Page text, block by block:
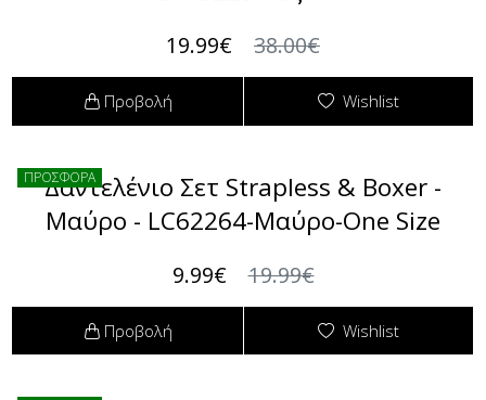
19.99€ 38.00€
Προβολή Wishlist
ΠΡΟΣΦΟΡΑ
Δαντελένιο Σετ Strapless & Boxer -
Μαύρο - LC62264-Μαύρο-One Size
9.99€ 19.99€
Προβολή Wishlist
Πουλόβερ
Τοπάκια (Μπλούζες Top)
Τουνίκ (Tunic)